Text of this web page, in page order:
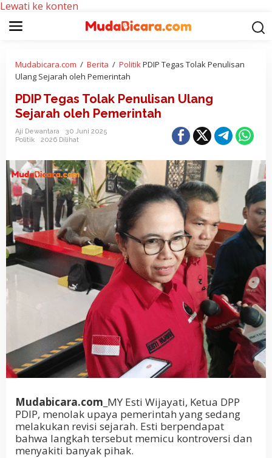
Lewati ke konten
Mudabicara.com / Berita / PolitikPDIP Tegas Tolak Penulisan
Ulang Sejarah oleh Pemerintah
PDIP Tegas Tolak Penulisan Ulang
Sejarah oleh Pemerintah
Aji Dewantara
30 Juni 2025
Politik
2026 Dilihat
Mudabicara.com _MY Esti Wijayati, Ketua DPP
PDIP, menolak upaya pemerintah yang sedang
melakukan revisi sejarah. Esti berpendapat
bahwa langkah tersebut memicu kontroversi dan
menyakiti banyak pihak.